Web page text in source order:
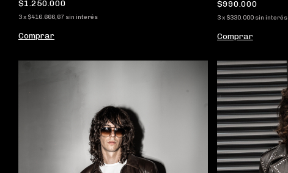
$1.250.000
3x $416.666,67 sin interés
Comprar
$990.000
3x $330.000 sin interés
Comprar